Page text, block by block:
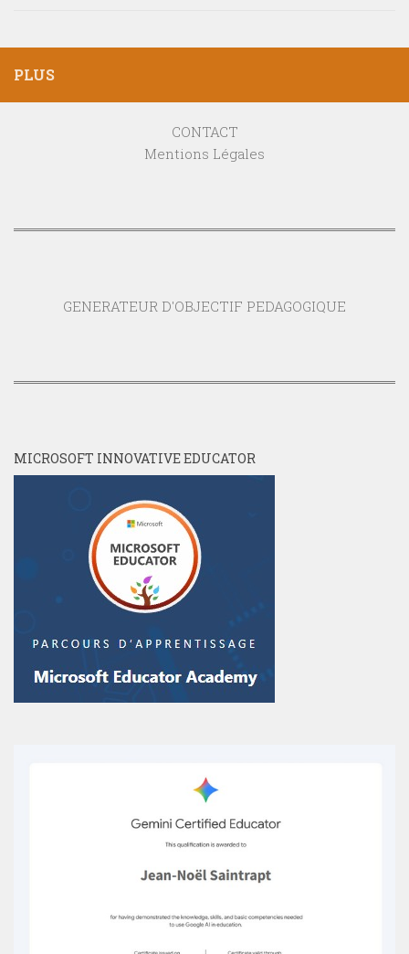
PLUS
CONTACT
Mentions Légales
GENERATEUR D'OBJECTIF PEDAGOGIQUE
MICROSOFT INNOVATIVE EDUCATOR